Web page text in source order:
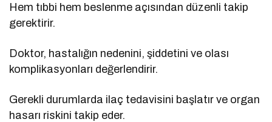
Hem tıbbi hem beslenme açısından düzenli takip
gerektirir.
Doktor, hastalığın nedenini, şiddetini ve olası
komplikasyonları değerlendirir.
Gerekli durumlarda ilaç tedavisini başlatır ve organ
hasarı riskini takip eder.